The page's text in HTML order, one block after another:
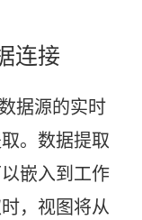
连接
据源的实时
。数据提取
嵌入到工作
，视图将从